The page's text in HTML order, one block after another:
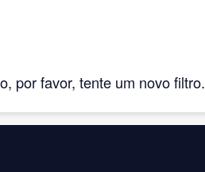
por favor, tente um novo filtro.